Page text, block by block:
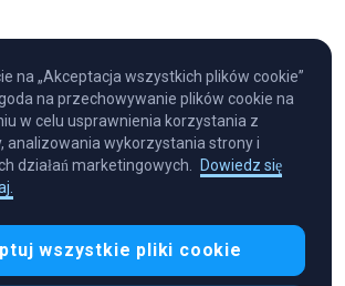
Wallet™
na „Akceptacja wszystkich plików cookie”
na przechowywanie plików cookie na
w celu usprawnienia korzystania z
analizowania wykorzystania strony i
działań marketingowych.
Dowiedz się
wszystkie pliki cookie